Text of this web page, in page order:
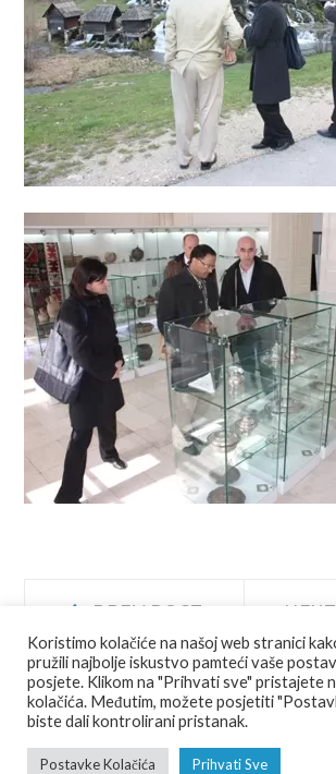
Navigacija
objava
PREV POST
© COPYRIGHTJU AGENCIJA JAJCE
Koristimo kolačiće na našoj web stranici
pružili najbolje iskustvo pamteći vaše
posjete. Klikom na "Prihvati sve" pristajete
kolačića. Međutim, možete posjetiti
biste dali kontrolirani pristanak.
Postavke Kolačića Prihvati Sve